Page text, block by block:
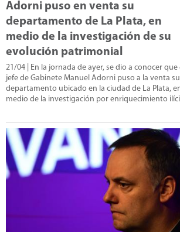
Adorni puso en venta su
departamento de La Plata, en
medio de la investigación de su
evolución patrimonial
21/04 | En la jornada de ayer, se dio a conocer que
jefe de Gabinete Manuel Adorni puso a la venta su
departamento ubicado en la ciudad de La Plata,
medio de la investigación por enriquecimiento